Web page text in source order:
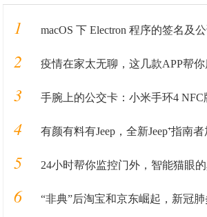
1 macOS 下 Electron 程序的签名及
2 疫情在家太无聊，这几款APP帮
3 手腕上的公交卡：小米手环4 NFC
4 有颜有料有Jeep，全新Jeep⁺指南
5 24小时帮你监控门外，智能猫眼
6 “非典”后淘宝和京东崛起，新冠